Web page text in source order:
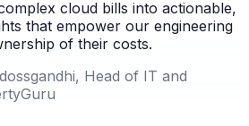
cloud bills into actionable,
that empower our engineering
of their costs.
Head of IT and